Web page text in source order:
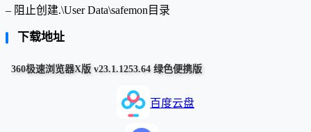
– 阻止创建.\User Data\safemon目录
下载地址
360极速浏览器X版 v23.1.1253.64 绿色便携版
百度云盘